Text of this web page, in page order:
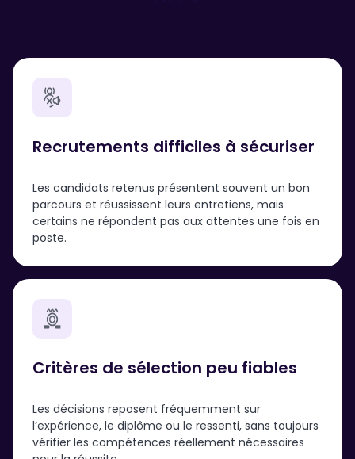
Recrutements difficiles à sécuriser
Les candidats retenus présentent souvent un bon
parcours et réussissent leurs entretiens, mais
certains ne répondent pas aux attentes une fois en
poste.
Critères de sélection peu fiables
Les décisions reposent fréquemment sur
l’expérience, le diplôme ou le ressenti, sans toujours
vérifier les compétences réellement nécessaires